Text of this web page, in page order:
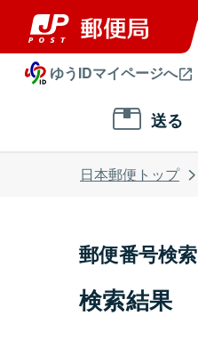
ゆうIDマイページへ
送る
日本郵便トップ
郵便番号検索
検索結果